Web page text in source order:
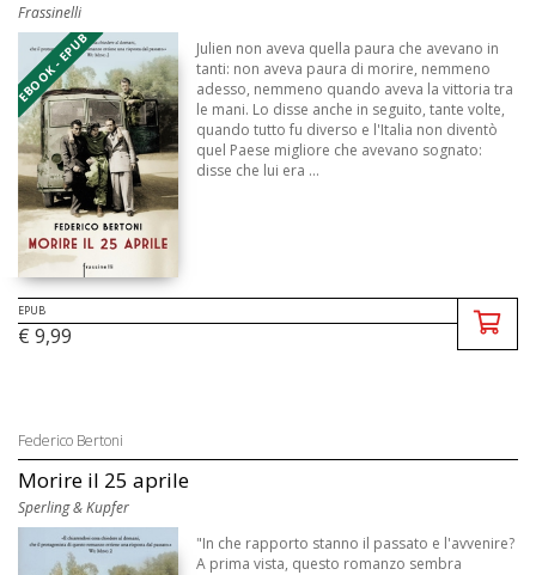
Frassinelli
EBOOK - EPUB
Julien non aveva quella paura che avevano in
tanti: non aveva paura di morire, nemmeno
adesso, nemmeno quando aveva la vittoria tra
le mani. Lo disse anche in seguito, tante volte,
quando tutto fu diverso e l'Italia non diventò
quel Paese migliore che avevano sognato:
disse che lui era ...
EPUB
€ 9,99
Federico Bertoni
Morire il 25 aprile
Sperling & Kupfer
"In che rapporto stanno il passato e l'avvenire?
A prima vista, questo romanzo sembra